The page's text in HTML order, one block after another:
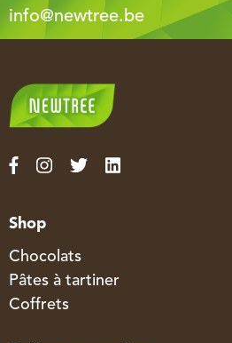
info@newtree.be
Shop
Chocolats
Pâtes à tartiner
Coffrets